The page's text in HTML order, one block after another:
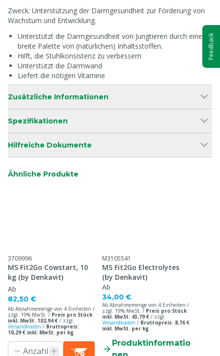
Zweck: Unterstützung der Darmgesundheit zur Förderung von
Wachstum und Entwicklung.
Unterstützt die Darmgesundheit von Jungtieren durch eine
breite Palette von (natürlichen) Inhaltsstoffen.
Hilft, die Stuhlkonsistenz zu verbessern
Unterstützt die Darmwand
Liefert die nötigen Vitamine
Zusätzliche Informationen
Spezifikationen
Hilfreiche Dokumente
Ähnliche Produkte
3709996
MS Fit2Go Cowstart, 10
kg (by Denkavit)
Ab
82,50 €
Ab Abnahmemenge von 4 Einheiten /
zzgl. 19% MwSt. / Preis pro Stück
inkl. MwSt. 102,94 € / zzgl.
Versandkosten / Bruttopreis:
10,29 € inkl. MwSt. per kg
M3105541
MS Fit2Go Electrolytes
(by Denkavit)
Ab
34,00 €
Ab Abnahmemenge von 4 Einheiten /
zzgl. 19% MwSt. / Preis pro Stück
inkl. MwSt. 43,79 € / zzgl.
Versandkosten / Bruttopreis: 8,76 €
inkl. MwSt. per kg
Produktinformatio
Feedback